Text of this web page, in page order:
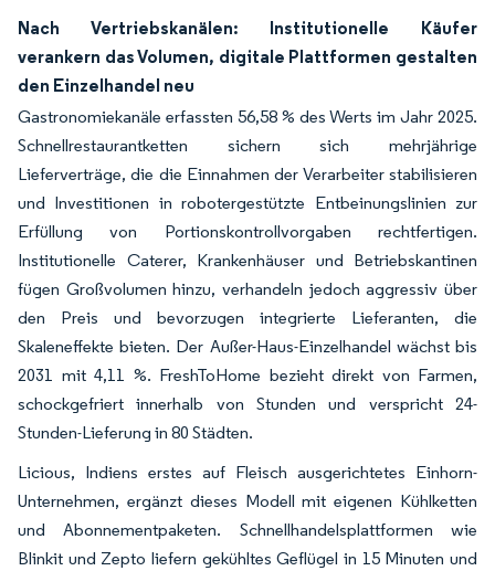
Nach Vertriebskanälen: Institutionelle Käufer
verankern das Volumen, digitale Plattformen gestalten
den Einzelhandel neu
Gastronomiekanäle erfassten 56,58 % des Werts im Jahr 2025.
Schnellrestaurantketten sichern sich mehrjährige
Lieferverträge, die die Einnahmen der Verarbeiter stabilisieren
und Investitionen in robotergestützte Entbeinungslinien zur
Erfüllung von Portionskontrollvorgaben rechtfertigen.
Institutionelle Caterer, Krankenhäuser und Betriebskantinen
fügen Großvolumen hinzu, verhandeln jedoch aggressiv über
den Preis und bevorzugen integrierte Lieferanten, die
Skaleneffekte bieten. Der Außer-Haus-Einzelhandel wächst bis
2031 mit 4,11 %. FreshToHome bezieht direkt von Farmen,
schockgefriert innerhalb von Stunden und verspricht 24-
Stunden-Lieferung in 80 Städten.
Licious, Indiens erstes auf Fleisch ausgerichtetes Einhorn-
Unternehmen, ergänzt dieses Modell mit eigenen Kühlketten
und Abonnementpaketen. Schnellhandelsplattformen wie
Blinkit und Zepto liefern gekühltes Geflügel in 15 Minuten und